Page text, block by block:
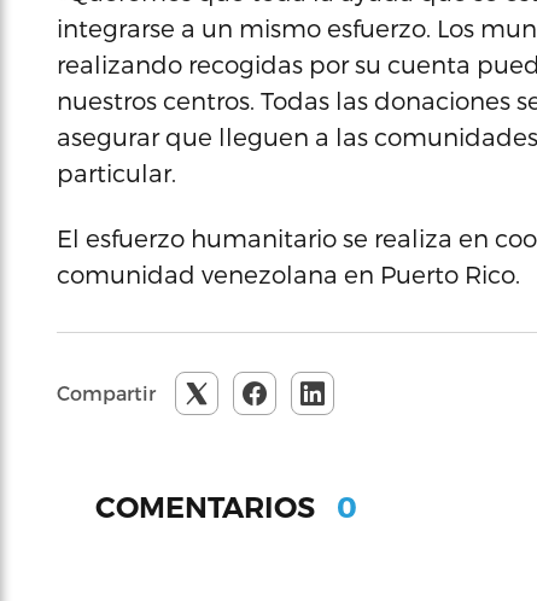
integrarse a un mismo esfuerzo. Los
realizando recogidas por su cuenta
nuestros centros. Todas las donaciones
asegurar que lleguen a las
particular.
El esfuerzo humanitario se realiza en
comunidad venezolana en Puerto Rico.
Compartir
COMENTARIOS 0